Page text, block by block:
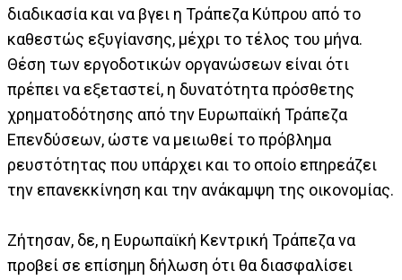
διαδικασία και να βγει η Τράπεζα Κύπρου από το
καθεστώς εξυγίανσης, μέχρι το τέλος του μήνα.
Θέση των εργοδοτικών οργανώσεων είναι ότι
πρέπει να εξεταστεί, η δυνατότητα πρόσθετης
χρηματοδότησης από την Ευρωπαϊκή Τράπεζα
Επενδύσεων, ώστε να μειωθεί το πρόβλημα
ρευστότητας που υπάρχει και το οποίο επηρεάζει
την επανεκκίνηση και την ανάκαμψη της οικονομίας.
Ζήτησαν, δε, η Ευρωπαϊκή Κεντρική Τράπεζα να
προβεί σε επίσημη δήλωση ότι θα διασφαλίσει